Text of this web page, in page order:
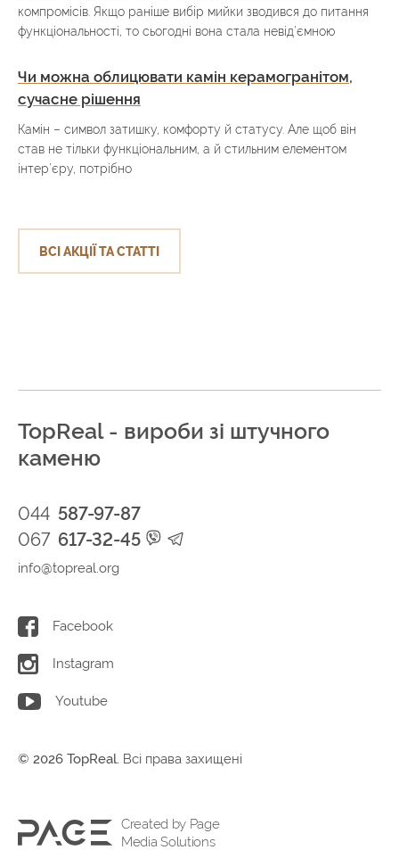
компромісів. Якщо раніше вибір мийки зводився до питання
функціональності, то сьогодні вона стала невід’ємною
Чи можна облицювати камін керамогранітом,
сучасне рішення
Камін – символ затишку, комфорту й статусу. Але щоб він
став не тільки функціональним, а й стильним елементом
інтер’єру, потрібно
ВСІ АКЦІЇ ТА СТАТТІ
TopReal - вироби зі штучного
каменю
044 587-97-87
067 617-32-45
info@topreal.org
Facebook
Instagram
Youtube
© 2026 TopReal. Всі права захищені
Created by Page
Media Solutions